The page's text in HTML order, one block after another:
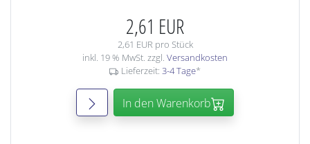
2,61 EUR
2,61 EUR pro Stück
inkl. 19 % MwSt. zzgl. Versandkosten
Lieferzeit: 3-4 Tage*
In den Warenkorb